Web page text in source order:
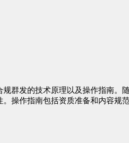
群发的技术原理以及操作指南
操作指南包括资质准备和内容规